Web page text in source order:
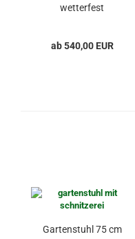
wetterfest
ab 540,00 EUR
Gartenstuhl 75 cm